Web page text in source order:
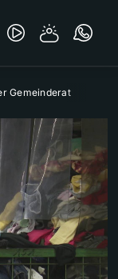
Gemeinderat